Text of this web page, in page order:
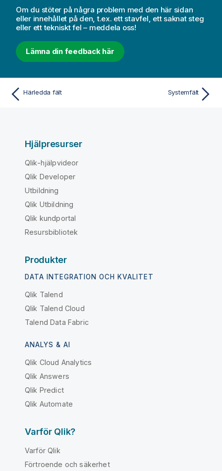
Om du stöter på några problem med den här sidan
eller innehållet på den, t.ex. ett stavfel, ett saknat steg
eller ett tekniskt fel – meddela oss!
Lämna din feedback här
Härledda fält Systemfält
Hjälpresurser
Qlik-hjälpvideor
Qlik Developer
Utbildning
Qlik Utbildning
Qlik kundportal
Resursbibliotek
Produkter
DATA INTEGRATION OCH KVALITET
Qlik Talend
Qlik Talend Cloud
Talend Data Fabric
ANALYS & AI
Qlik Cloud Analytics
Qlik Answers
Qlik Predict
Qlik Automate
Varför Qlik?
Varför Qlik
Förtroende och säkerhet